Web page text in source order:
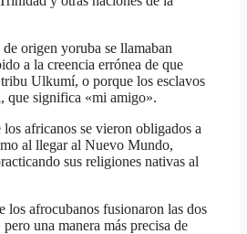
origen yoruba se llamaban
a la creencia errónea de que
Ulkumí, o porque los esclavos
que significa «mi amigo».
africanos se vieron obligados a
al llegar al Nuevo Mundo,
sus religiones nativas al
los afrocubanos fusionaron las dos
una manera más precisa de